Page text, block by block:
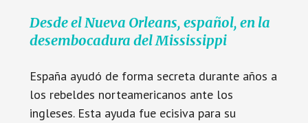
Desde el Nueva Orleans, español, en la
desembocadura del Mississippi
España ayudó de forma secreta durante años a
los rebeldes norteamericanos ante los
ingleses. Esta ayuda fue ecisiva para su